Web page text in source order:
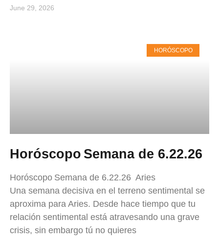
June 29, 2026
HORÓSCOPO
Horóscopo Semana de 6.22.26
Horóscopo Semana de 6.22.26 Aries
Una semana decisiva en el terreno sentimental se
aproxima para Aries. Desde hace tiempo que tu
relación sentimental está atravesando una grave
crisis, sin embargo tú no quieres